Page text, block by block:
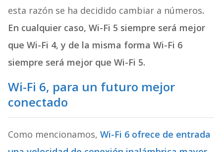
esta razón se ha decidido cambiar a números.
En cualquier caso, Wi-Fi 5 siempre será mejor
que Wi-Fi 4, y de la misma forma Wi-Fi 6
siempre será mejor que Wi-Fi 5.
Wi-Fi 6, para un futuro mejor
conectado
Como mencionamos, Wi-Fi 6 ofrece de entrada